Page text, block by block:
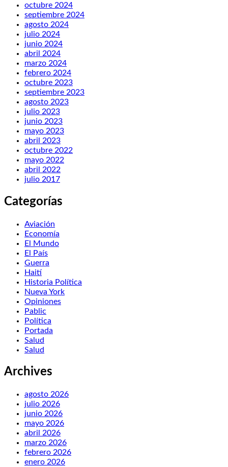
octubre 2024
septiembre 2024
agosto 2024
julio 2024
junio 2024
abril 2024
marzo 2024
febrero 2024
octubre 2023
septiembre 2023
agosto 2023
julio 2023
junio 2023
mayo 2023
abril 2023
octubre 2022
mayo 2022
abril 2022
julio 2017
Categorías
Aviación
Economía
El Mundo
El País
Guerra
Haití
Historia Política
Nueva York
Opiniones
Pablic
Política
Portada
Salud
Salud
Archives
agosto 2026
julio 2026
junio 2026
mayo 2026
abril 2026
marzo 2026
febrero 2026
enero 2026